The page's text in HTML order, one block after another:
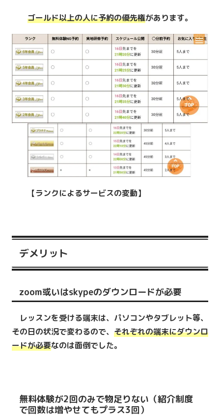
ゴールド以上の人に予約の優先権があります。
【ランクによるサービスの変動】
デメリット
zoom或いはskypeのダウンロードが必要
レッスンを受ける端末は、パソコンやタブレット等、
その日の状況で変わるので、 それぞれの端末にダウンロ
ードが必要なのは面倒でした。
無料体験が2回のみで物足りない（紹介制度
で回数は増やせてもプラス3回）